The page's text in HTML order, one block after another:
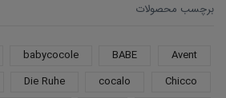
برچسب محصولات
Avent
BABE
babycocole
Chicco
cocalo
Die Ruhe